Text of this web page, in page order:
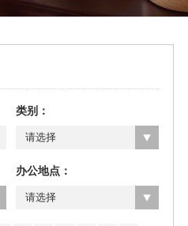
类别：
请选择
办公地点：
请选择